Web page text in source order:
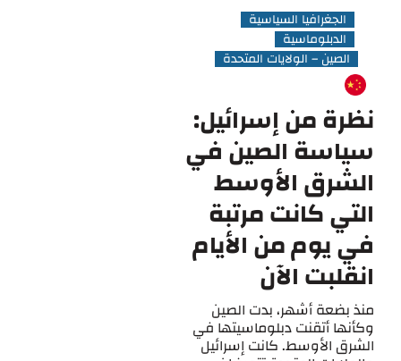
الجغرافيا السياسية
الدبلوماسية
الصين – الولايات المتحدة
نظرة من إسرائيل:
سياسة الصين في
الشرق الأوسط
التي كانت مرتبة
في يوم من الأيام
انقلبت الآن
منذ بضعة أشهر، بدت الصين
وكأنها أتقنت دبلوماسيتها في
الشرق الأوسط. كانت إسرائيل